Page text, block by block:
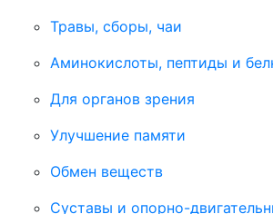
Травы, сборы, чаи
Аминокислоты, пептиды и
Для органов зрения
Улучшение памяти
Обмен веществ
Суставы и опорно-